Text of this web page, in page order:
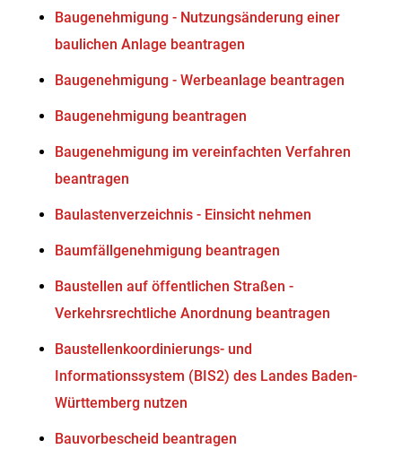
Baugenehmigung - Nutzungsänderung einer
baulichen Anlage beantragen
Baugenehmigung - Werbeanlage beantragen
Baugenehmigung beantragen
Baugenehmigung im vereinfachten Verfahren
beantragen
Baulastenverzeichnis - Einsicht nehmen
Baumfällgenehmigung beantragen
Baustellen auf öffentlichen Straßen -
Verkehrsrechtliche Anordnung beantragen
Baustellenkoordinierungs- und
Informationssystem (BIS2) des Landes Baden-
Württemberg nutzen
Bauvorbescheid beantragen